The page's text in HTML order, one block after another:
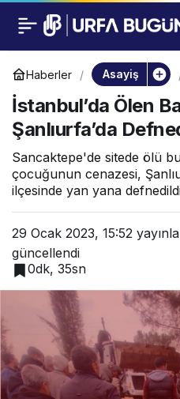
Haberler Asayiş
İstanbul’da Ölen
Şanlıurfa’da
Sancaktepe'de sitede ölü
çocuğunun cenazesi,
ilçesinde yan yana
29 Ocak 2023, 15:52
güncellendi
0dk, 35sn
İstanbul’da Ölen Baba
Ve Çocuklar
Şanlıurfa’da
Defnedildi!